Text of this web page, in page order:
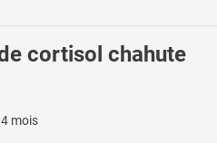
cortisol chahute
mois